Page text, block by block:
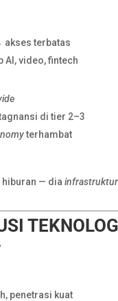
akses terbatas
AI, video, fintech
di tier 2–3
terhambat
hiburan — dia
penetrasi kuat